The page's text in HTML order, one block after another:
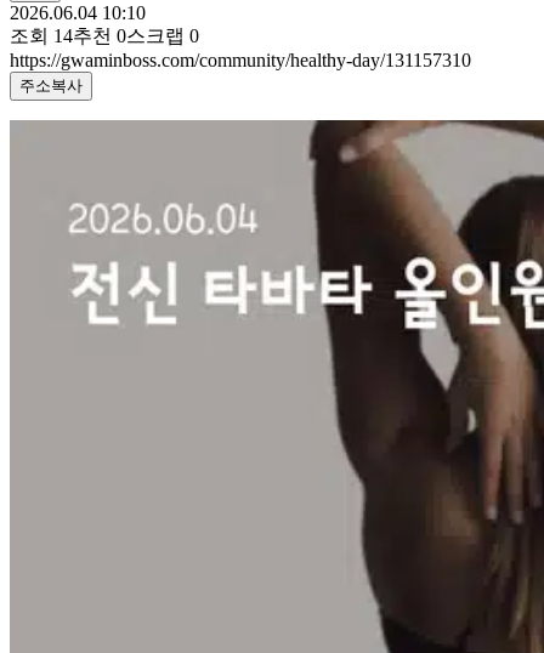
2026.06.04 10:10
조회 14추천 0스크랩 0
https://gwaminboss.com/community/healthy-day/131157310
주소복사